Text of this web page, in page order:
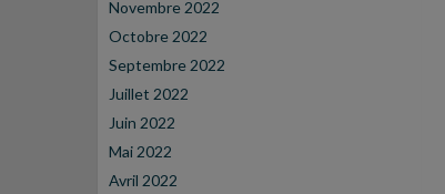
Novembre 2022
Octobre 2022
Septembre 2022
Juillet 2022
Juin 2022
Mai 2022
Avril 2022